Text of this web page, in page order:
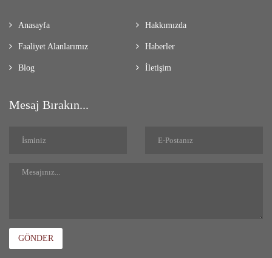
Anasayfa Hakkımızda
Faaliyet Alanlarımız Haberler
Blog İletişim
Mesaj Bırakın...
GÖNDER